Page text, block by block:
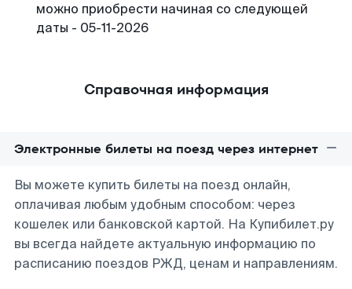
можно приобрести начиная со следующей
даты - 05-11-2026
Справочная информация
Электронные билеты на поезд через интернет
Вы можете купить билеты на поезд онлайн,
оплачивая любым удобным способом: через
кошелек или банковской картой. На Купибилет.ру
вы всегда найдете актуальную информацию по
расписанию поездов РЖД, ценам и направлениям.